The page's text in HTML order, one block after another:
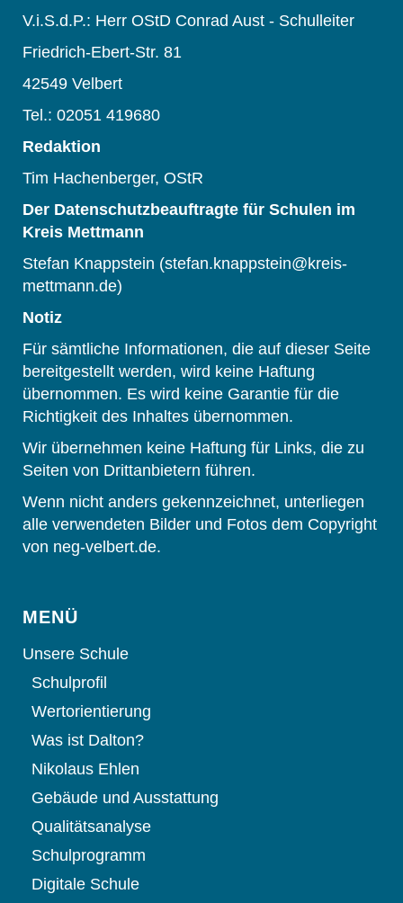
V.i.S.d.P.: Herr OStD Conrad Aust - Schulleiter
Friedrich-Ebert-Str. 81
42549 Velbert
Tel.: 02051 419680
Redaktion
Tim Hachenberger, OStR
Der Datenschutzbeauftragte für Schulen im
Kreis Mettmann
Stefan Knappstein (stefan.knappstein@kreis-
mettmann.de)
Notiz
Für sämtliche Informationen, die auf dieser Seite
bereitgestellt werden, wird keine Haftung
übernommen. Es wird keine Garantie für die
Richtigkeit des Inhaltes übernommen.
Wir übernehmen keine Haftung für Links, die zu
Seiten von Drittanbietern führen.
Wenn nicht anders gekennzeichnet, unterliegen
alle verwendeten Bilder und Fotos dem Copyright
von neg-velbert.de.
MENÜ
Unsere Schule
Schulprofil
Wertorientierung
Was ist Dalton?
Nikolaus Ehlen
Gebäude und Ausstattung
Qualitätsanalyse
Schulprogramm
Digitale Schule